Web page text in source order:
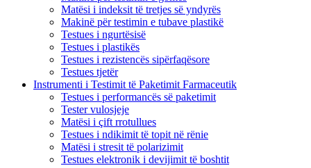
Matësi i indeksit të tretjes së yndyrës
Makinë për testimin e tubave plastikë
Testues i ngurtësisë
Testues i plastikës
Testues i rezistencës sipërfaqësore
Testues tjetër
Instrumenti i Testimit të Paketimit Farmaceutik
Testues i performancës së paketimit
Tester vulosjeje
Matësi i çift rrotullues
Testues i ndikimit të topit në rënie
Matësi i stresit të polarizimit
Testues elektronik i devijimit të boshtit